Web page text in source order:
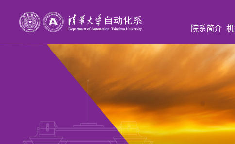
院系简介